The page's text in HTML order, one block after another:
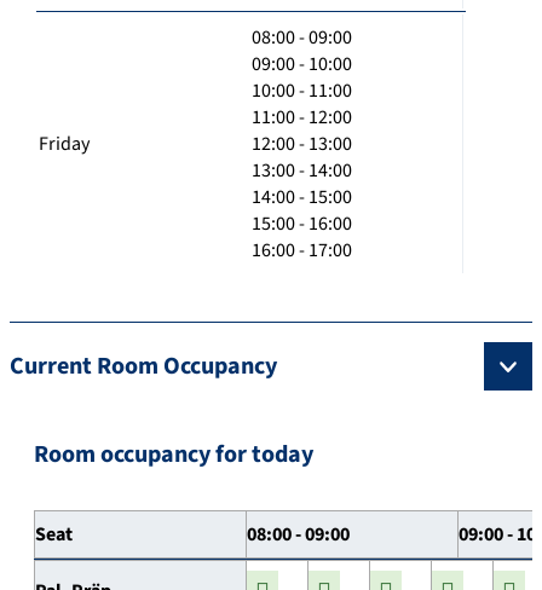
Friday
08:00 - 09:00
09:00 - 10:00
10:00 - 11:00
11:00 - 12:00
12:00 - 13:00
13:00 - 14:00
14:00 - 15:00
15:00 - 16:00
16:00 - 17:00
Current Room Occupancy
Room occupancy for today
Seat 08:00 - 09:00 09:00 -